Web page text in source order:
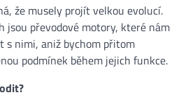
že musely projít velkou evolucí.
jsou převodové motory, které nám
s nimi, aniž bychom přitom
podmínek během jejich funkce.